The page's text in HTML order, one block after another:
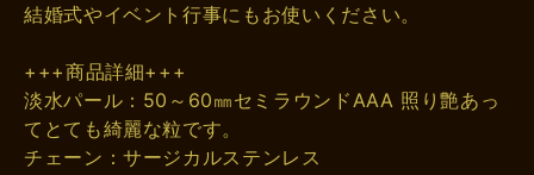
結婚式やイベント行事にもお使いください。
+++商品詳細+++
淡水パール：50～60㎜セミラウンドAAA 照り艶あっ
てとても綺麗な粒です。
チェーン：サージカルステンレス